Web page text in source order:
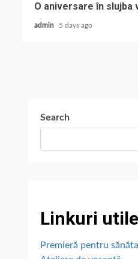
O aniversare în slujba
admin 5 days ago
Search
Linkuri utile
Premieră pentru